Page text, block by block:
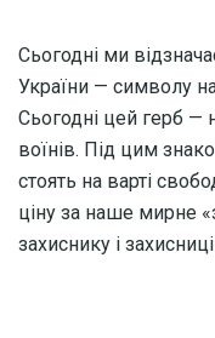
Сьогодні ми
України — символу
Сьогодні цей герб —
воїнів. Під цим
стоять на варті
ціну за наше мирне
захиснику і